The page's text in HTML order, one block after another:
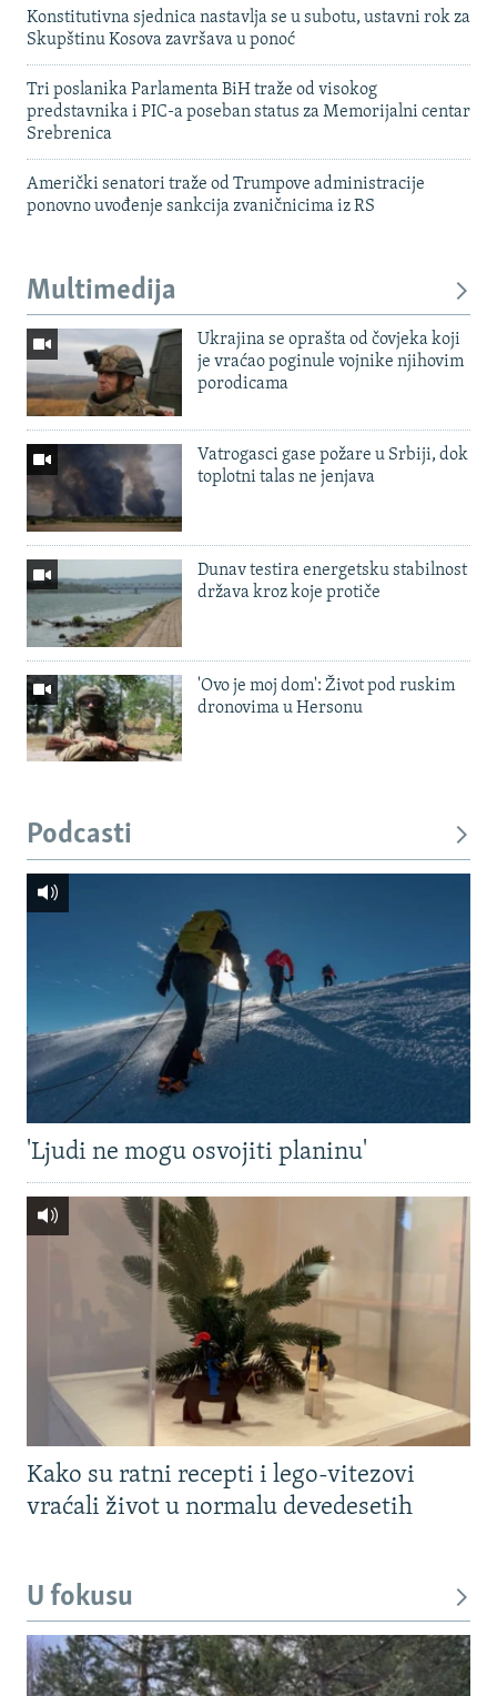
Konstitutivna sjednica nastavlja se u subotu, ustavni rok za
Skupštinu Kosova završava u ponoć
Tri poslanika Parlamenta BiH traže od visokog
predstavnika i PIC-a poseban status za Memorijalni centar
Srebrenica
Američki senatori traže od Trumpove administracije
ponovno uvođenje sankcija zvaničnicima iz RS
Multimedija
Ukrajina se oprašta od čovjeka koji
je vraćao poginule vojnike njihovim
porodicama
Vatrogasci gase požare u Srbiji, dok
toplotni talas ne jenjava
Dunav testira energetsku stabilnost
država kroz koje protiče
'Ovo je moj dom': Život pod ruskim
dronovima u Hersonu
Podcasti
'Ljudi ne mogu osvojiti planinu'
Kako su ratni recepti i lego-vitezovi
vraćali život u normalu devedesetih
U fokusu